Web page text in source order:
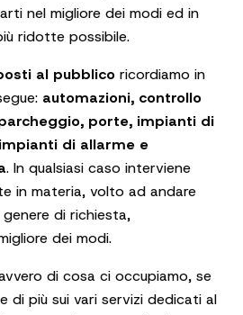
nel migliore dei modi ed in
ridotte possibile.
al pubblico ricordiamo in
automazioni, controllo
porte, impianti di
di allarme e
. In qualsiasi caso interviene
in materia, volto ad andare
di richiesta,
dei modi.
di cosa ci occupiamo, se
di più sui vari servizi dedicati al